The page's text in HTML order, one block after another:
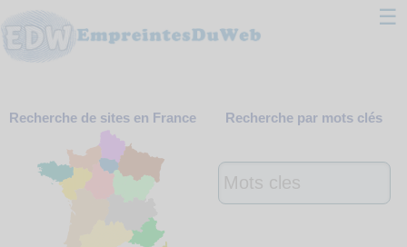
☰
Webmaster
Contact
Support
Recherche de sites en France Recherche par mots clés